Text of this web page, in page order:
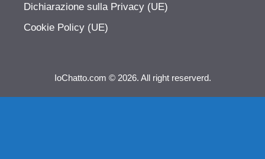
Dichiarazione sulla Privacy (UE)
Cookie Policy (UE)
IoChatto.com © 2026. All right reserverd.